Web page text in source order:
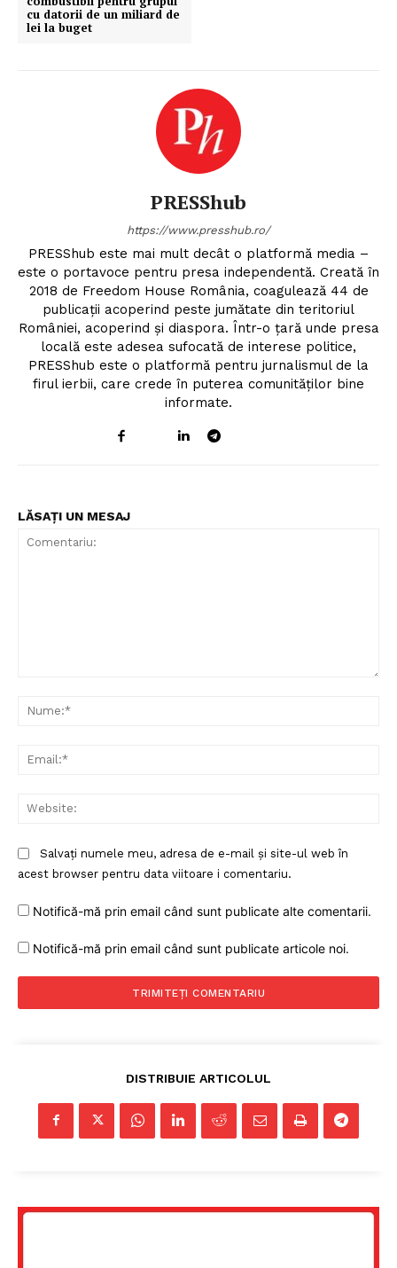
cu datorii de un miliard de
lei la buget
PRESShub
https://www.presshub.ro/
PRESShub este mai mult decât o platformă media –
este o portavoce pentru presa independentă. Creată în
2018 de Freedom House România, coagulează 44 de
publicații acoperind peste jumătate din teritoriul
României, acoperind și diaspora. Într-o țară unde presa
locală este adesea sufocată de interese politice,
PRESShub este o platformă pentru jurnalismul de la
firul ierbii, care crede în puterea comunităților bine
informate.
LĂSAȚI UN MESAJ
Salvați numele meu, adresa de e-mail și site-ul web în
acest browser pentru data viitoare i comentariu.
Notifică-mă prin email când sunt publicate alte comentarii.
Notifică-mă prin email când sunt publicate articole noi.
DISTRIBUIE ARTICOLUL